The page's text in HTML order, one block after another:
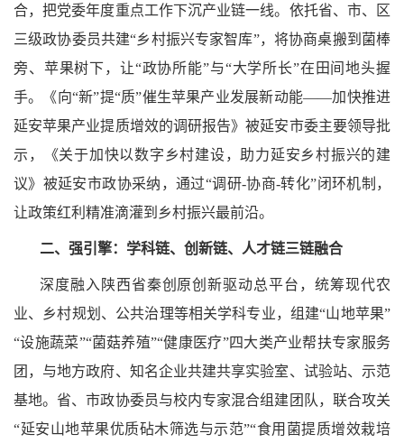
合，把党委年度重点工作下沉产业链一线。依托省、市、区
三级政协委员共建“乡村振兴专家智库”，将协商桌搬到菌棒
旁、苹果树下，让“政协所能”与“大学所长”在田间地头握
手。《向“新”提“质”催生苹果产业发展新动能——加快推进
延安苹果产业提质增效的调研报告》被延安市委主要领导批
示，《关于加快以数字乡村建设，助力延安乡村振兴的建
议》被延安市政协采纳，通过“调研-协商-转化”闭环机制，
让政策红利精准滴灌到乡村振兴最前沿。
二、强引擎：学科链、创新链、人才链三链融合
深度融入陕西省秦创原创新驱动总平台，统筹现代农
业、乡村规划、公共治理等相关学科专业，组建“山地苹果”
“设施蔬菜”“菌菇养殖”“健康医疗”四大类产业帮扶专家服务
团，与地方政府、知名企业共建共享实验室、试验站、示范
基地。省、市政协委员与校内专家混合组建团队，联合攻关
“延安山地苹果优质砧木筛选与示范”“食用菌提质增效栽培